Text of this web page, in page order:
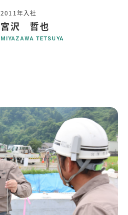
2011年入社
宮沢 哲也
MIYAZAWA TETSUYA